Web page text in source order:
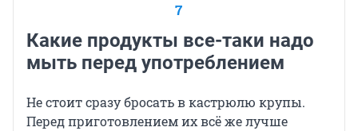
7
Какие продукты все-таки надо
мыть перед употреблением
Не стоит сразу бросать в кастрюлю крупы.
Перед приготовлением их всё же лучше